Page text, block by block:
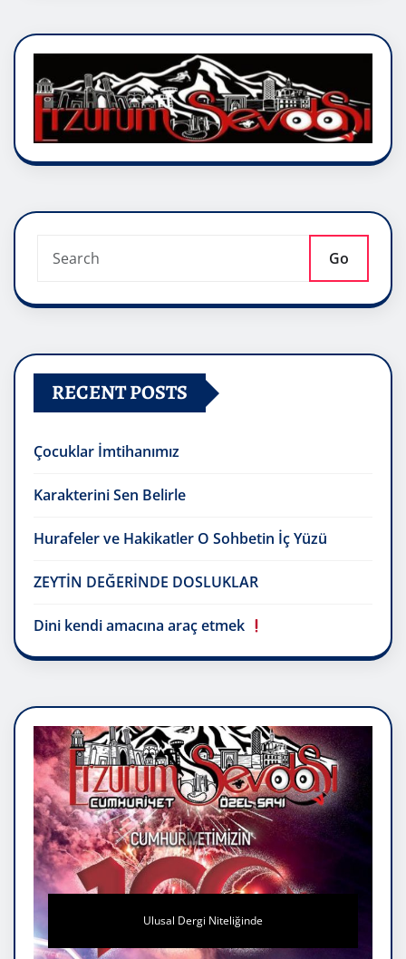
Go
RECENT POSTS
Çocuklar İmtihanımız
Karakterini Sen Belirle
Hurafeler ve Hakikatler O Sohbetin İç Yüzü
ZEYTİN DEĞERİNDE DOSLUKLAR
Dini kendi amacına araç etmek
Ulusal Dergi Niteliğinde